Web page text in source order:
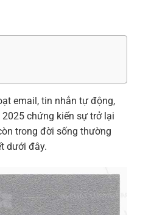
email, tin nhắn tự động,
chứng kiến sự trở lại
trong đời sống thường
dưới đây.